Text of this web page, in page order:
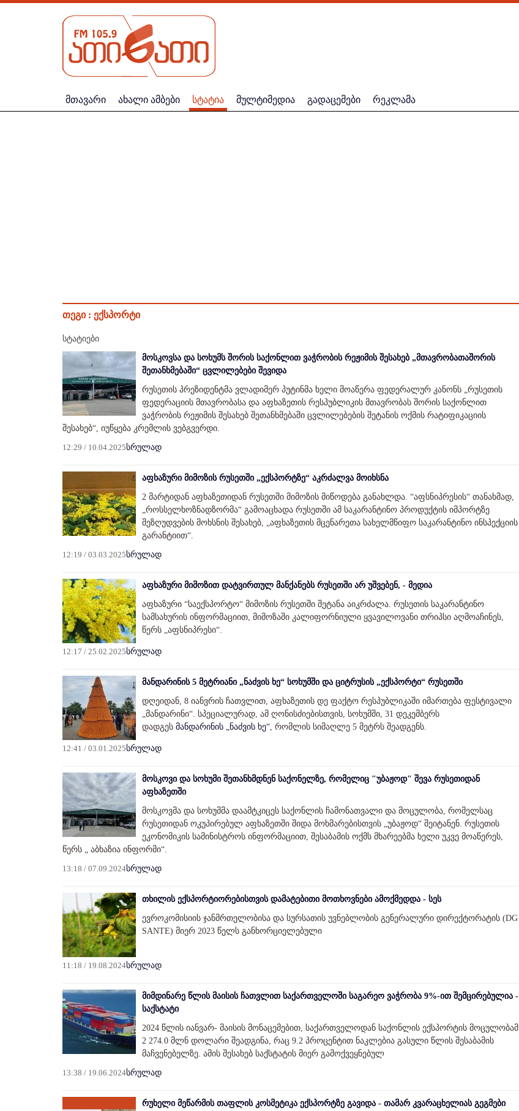
მთავარი ახალი ამბები სტატია მულტიმედია გადაცემები რეკლამა
თეგი : ექსპორტი
სტატიები
მოსკოვსა და სოხუმს შორის საქონლით ვაჭრობის რეჟიმის შესახებ „მთავრობათაშორის
შეთანხმებაში“ ცვლილებები შევიდა
რუსეთის პრეზიდენტმა ვლადიმერ პუტინმა ხელი მოაწერა ფედერალურ კანონს „რუსეთის
ფედერაციის მთავრობასა და აფხაზეთის რესპუბლიკის მთავრობას შორის საქონლით
ვაჭრობის რეჟიმის შესახებ შეთანხმებაში ცვლილებების შეტანის ოქმის რატიფიკაციის
შესახებ“, იუწყება კრემლის ვებგვერდი.
12:29 / 10.04.2025სრულად
აფხაზური მიმოზის რუსეთში „ექსპორტზე“ აკრძალვა მოიხსნა
2 მარტიდან აფხაზეთიდან რუსეთში მიმოზის მიწოდება განახლდა. “აფსნიპრესის“ თანახმად,
„როსსელხოზნადზორმა“ გამოაცხადა რუსეთში ამ საკარანტინო პროდუქტის იმპორტზე
შეზღუდვების მოხსნის შესახებ, „აფხაზეთის მცენარეთა სახელმწიფო საკარანტინო ინსპექციის
გარანტიით“.
12:19 / 03.03.2025სრულად
აფხაზური მიმოზით დატვირთულ მანქანებს რუსეთში არ უშვებენ, - მედია
აფხაზური “საექსპორტო“ მიმოზის რუსეთში შეტანა აიკრძალა. რუსეთის საკარანტინო
სამსახურის ინფორმაციით, მიმოზაში კალიფორნიული ყვავილოვანი თრიპსი აღმოაჩინეს,
წერს „აფსნიპრესი“.
12:17 / 25.02.2025სრულად
მანდარინის 5 მეტრიანი „ნაძვის ხე“ სოხუმში და ციტრუსის „ექსპორტი“ რუსეთში
დღეიდან, 8 იანვრის ჩათვლით, აფხაზეთის დე ფაქტო რესპუბლიკაში იმართება ფესტივალი
„მანდარინი“. სპეციალურად, ამ ღონისძიებისთვის, სოხუმში, 31 დეკემბერს
დადგეს მანდარინის „ნაძვის ხე“, რომლის სიმაღლე 5 მეტრს შეადგენს.
12:41 / 03.01.2025სრულად
მოსკოვი და სოხუმი შეთანხმდნენ საქონელზე, რომელიც "უბაჟოდ" შევა რუსეთიდან
აფხაზეთში
მოსკოვმა და სოხუმმა დაამტკიცეს საქონლის ჩამონათვალი და მოცულობა, რომელსაც
რუსეთიდან ოკუპირებულ აფხაზეთში შიდა მოხმარებისთვის „უბაჟოდ“ შეიტანენ. რუსეთის
ეკონომიკის სამინისტროს ინფორმაციით, შესაბამის ოქმს მხარეებმა ხელი უკვე მოაწერეს,
წერს „ აბხაზია ინფორმი“.
13:18 / 07.09.2024სრულად
თხილის ექსპორტიორებისთვის დამატებითი მოთხოვნები ამოქმედდა - სეს
ევროკომისიის ჯანმრთელობისა და სურსათის უვნებლობის გენერალური დირექტორატის (DG
SANTE) მიერ 2023 წელს განხორციელებული
11:18 / 19.08.2024სრულად
მიმდინარე წლის მაისის ჩათვლით საქართველოში საგარეო ვაჭრობა 9%-ით შემცირებულია -
საქსტატი
2024 წლის იანვარ- მაისის მონაცემებით, საქართველოდან საქონლის ექსპორტის მოცულობამ
2 274.0 მლნ დოლარი შეადგინა, რაც 9.2 პროცენტით ნაკლებია გასული წლის შესაბამის
მაჩვენებელზე. ამის შესახებ საქსტატის მიერ გამოქვეყნებულ
13:38 / 19.06.2024სრულად
რუხელი მეწარმის თაფლის კოსმეტიკა ექსპორტზე გავიდა - თამარ კვარაცხელიას გეგმები